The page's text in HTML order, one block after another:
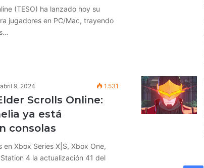
(TESO) ha lanzado hoy su
jugadores en PC/Mac, trayendo
abril 9, 2024 1.531
Scrolls Online:
ya está
consolas
en Xbox Series X|S, Xbox One,
4 la actualización 41 del